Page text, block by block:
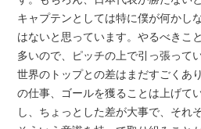
キャプテンとしては特に僕が何かし
はないと思っています。やるべきこ
多いので、ピッチの上で引っ張って
世界のトップとの差はまだすごくあ
の仕事、ゴールを獲ることは上げて
し、ちょっとした差が大事で、それ